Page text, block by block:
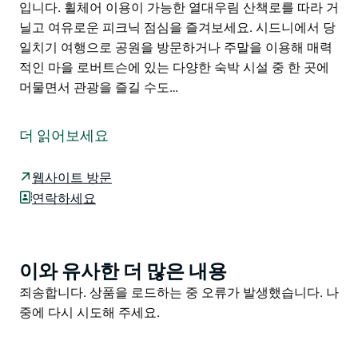
입니다. 휠체어 이용이 가능한 열대우림 산책로를 따라 거
닐고 여유로운 피크닉 점심을 즐겨보세요. 시드니에서 당
일치기 여행으로 공원을 방문하거나 주말을 이용해 매력
적인 마을 로버트슨에 있는 다양한 숙박 시설 중 한 곳에
머물면서 관광을 즐길 수도…
가장자리에 위치한 로버트슨 자연 보호구역은 온 가족이
차에서 몇 걸음만 나가면 한때 주변 지역 전체를 뒤덮었던
그늘진 나무 그늘 아래를 거닐고 이끼 덮인 뿌리와 얼룩덜
룩한 나무줄기를 넘어가 보세요. 동부 채찍새의 채찍질하
는 듯한 울음소리나 짧은부리 가시두더지가 열대우림 바
닥을 재빨리 기어가는 소리에 귀 기울여 보세요. 이곳은
더 읽어보세요
웹사이트 방문
연락하세요
Product
List
이와 유사한 더 많은 내용
Product
List
죄송합니다. 상품을 로드하는 중 오류가 발생했습니다. 나
중에 다시 시도해 주세요.